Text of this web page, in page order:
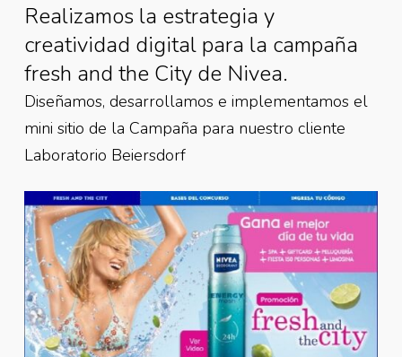
Realizamos la estrategia y
creatividad digital para la campaña
fresh and the City de Nivea.
Diseñamos, desarrollamos e implementamos el
mini sitio de la Campaña para nuestro cliente
Laboratorio Beiersdorf